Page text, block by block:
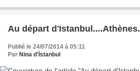
Au départ d'Istanbul....Athènes.
Publié le 24/07/2014 à 05:11
Par Nina d'İstanbul